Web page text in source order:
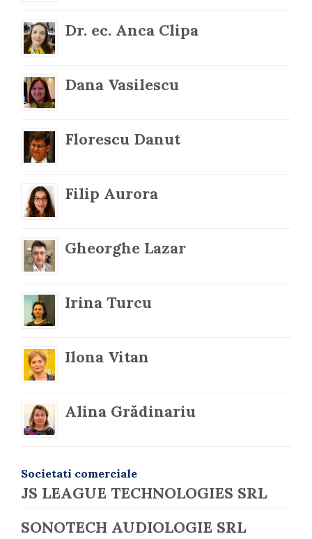
Dr. ec. Anca Clipa
Dana Vasilescu
Florescu Danut
Filip Aurora
Gheorghe Lazar
Irina Turcu
Ilona Vitan
Alina Grădinariu
Societati comerciale
JS LEAGUE TECHNOLOGIES SRL
SONOTECH AUDIOLOGIE SRL